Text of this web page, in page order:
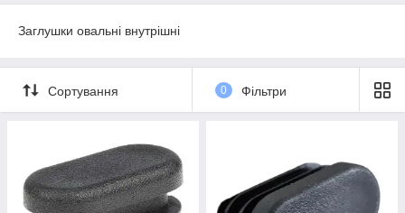
Заглушки овальні внутрішні
Сортування 0 Фільтри